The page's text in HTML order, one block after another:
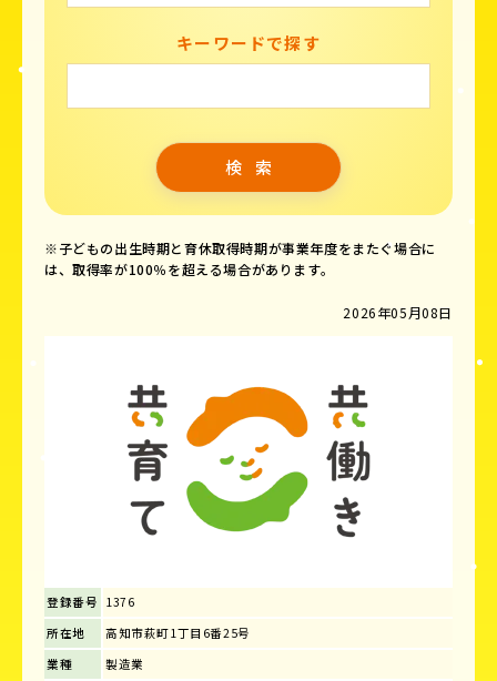
キーワードで探す
※子どもの出生時期と育休取得時期が事業年度をまたぐ場合に
は、取得率が100％を超える場合があります。
2026年05月08日
登録番号 1376
所在地
高知市萩町1丁目6番25号
業種
製造業